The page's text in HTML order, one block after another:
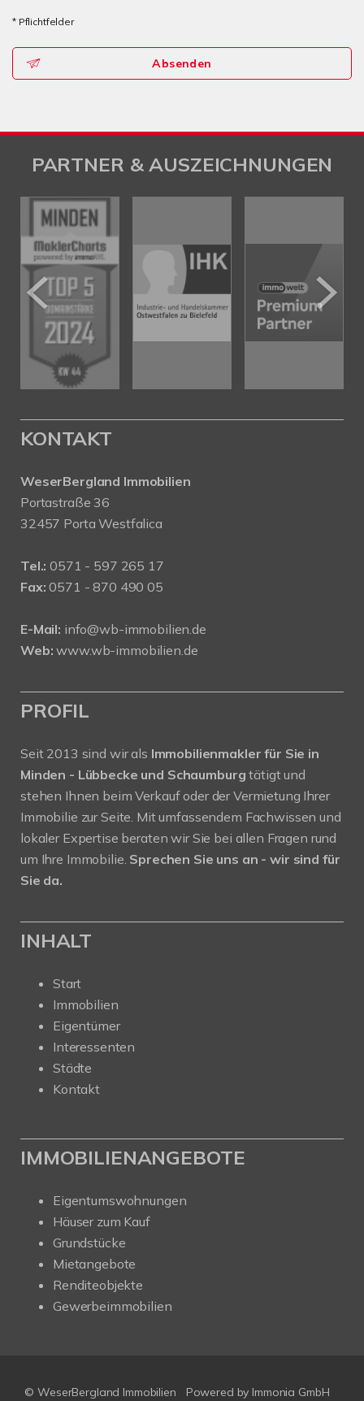
* Pflichtfelder
Absenden
PARTNER & AUSZEICHNUNGEN
KONTAKT
WeserBergland Immobilien
Portastraße 36
32457 Porta Westfalica
Tel.: 0571 - 597 265 17
Fax: 0571 - 870 490 05
E-Mail: info@wb-immobilien.de
Web: www.wb-immobilien.de
PROFIL
Seit 2013 sind wir als Immobilienmakler für Sie in
Minden - Lübbecke und Schaumburgtätigt und
stehen Ihnen beim Verkauf oder der Vermietung Ihrer
Immobilie zur Seite. Mit umfassendem Fachwissen und
lokaler Expertise beraten wir Sie bei allen Fragen rund
um Ihre Immobilie. Sprechen Sie uns an - wir sind für
Sie da.
INHALT
Start
Immobilien
Eigentümer
Interessenten
Städte
Kontakt
IMMOBILIENANGEBOTE
Eigentumswohnungen
Häuser zum Kauf
Grundstücke
Mietangebote
Renditeobjekte
Gewerbeimmobilien
© WeserBergland Immobilien Powered by Immonia GmbH